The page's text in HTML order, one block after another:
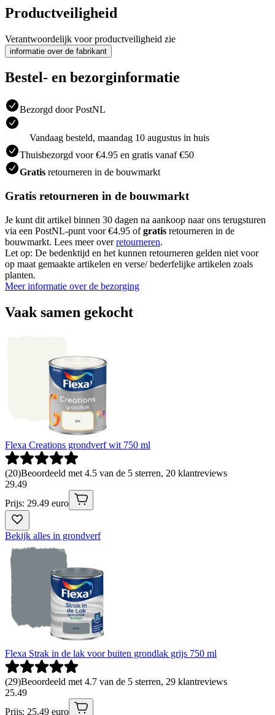
Productveiligheid
Verantwoordelijk voor productveiligheid zie
informatie over de fabrikant
Bestel- en bezorginformatie
Bezorgd door PostNL
Vandaag besteld, maandag 10 augustus in huis
Thuisbezorgd voor €4.95 en gratis vanaf €50
Gratis retourneren in de bouwmarkt
Gratis retourneren in de bouwmarkt
Je kunt dit artikel binnen 30 dagen na aankoop naar ons terugsturen
via een PostNL-punt voor €4.95 ofgratis retourneren in de
bouwmarkt. Lees meer overretourneren.
Let op: De bedenktijd en het kunnen retourneren gelden niet voor
op maat gemaakte artikelen en verse/ bederfelijke artikelen zoals
planten.
Meer informatie over de bezorging
Vaak samen gekocht
Flexa Creations grondverf wit 750 ml
(20)Beoordeeld met 4.5 van de 5 sterren, 20 klantreviews
29.49
Prijs: 29.49 euro
Bekijk alles in grondverf
Flexa Strak in de lak voor buiten grondlak grijs 750 ml
(29)Beoordeeld met 4.7 van de 5 sterren, 29 klantreviews
25.49
Prijs: 25.49 euro